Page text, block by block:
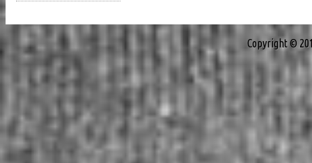
Copyright ©